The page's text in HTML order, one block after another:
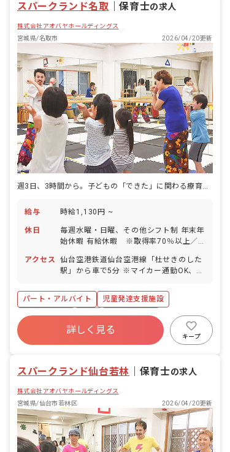
スパークランド名取 ｜保育士の求人
株式会社アオバヤホールディングス
宮城県/名取市
2026/04/20更新
週3日、3時間から。子どもの「できた」に関わる療育の仕事。
給与 時給1,130円 ~
休日
毎週水曜・日曜、その他シフト制 年末年
始休暇 有給休暇 ※取得率70％以上／5
産前産後・育児休暇 ※取得率100％、
復帰率80％ 介護・看護休暇
アクセス
仙台空港鉄道仙台空港線「杜せきのした
駅」から車で5分 ※マイカー通勤OK、無
パート・アルバイト
児童発達支援施設
社会保険完備
有給
福利厚生充実
昇給昇進あり
産休育休制度
詳しく見る
キープ
スパークランド仙台若林 保育士の求人
株式会社アオバヤホールディングス
宮城県/仙台市若林区
2026/04/20更新